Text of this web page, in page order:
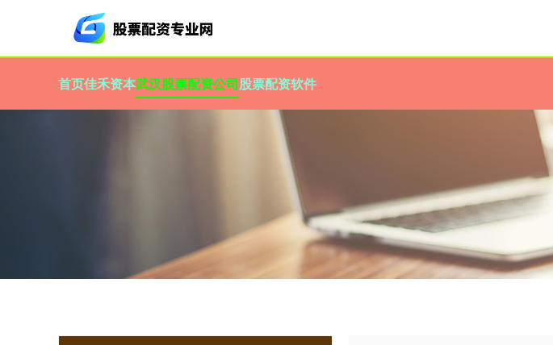
首页佳禾资本武汉股票配资公司股票配资软件